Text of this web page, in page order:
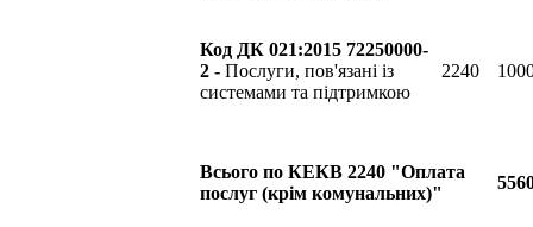
Код ДК 021:2015 72250000-
2 - Послуги, пов'язані із
системами та підтримкою
2240
Всього по КЕКВ 2240 "Оплата
послуг (крім комунальних)"